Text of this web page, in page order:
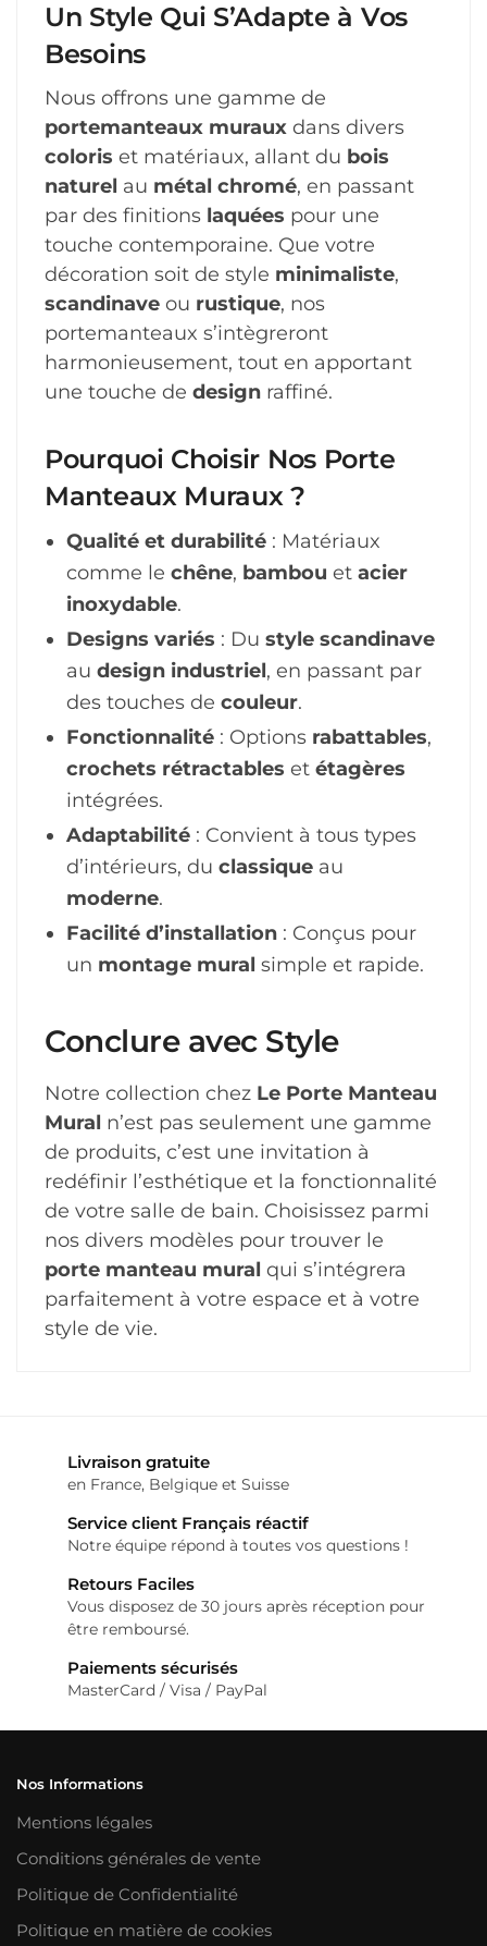
Un Style Qui S’Adapte à Vos
Besoins
Nous offrons une gamme de
portemanteaux muraux dans divers
coloris et matériaux, allant du bois
naturel au métal chromé, en passant
par des finitions laquées pour une
touche contemporaine. Que votre
décoration soit de style minimaliste,
scandinave ou rustique, nos
portemanteaux s’intègreront
harmonieusement, tout en apportant
une touche de design raffiné.
Pourquoi Choisir Nos Porte
Manteaux Muraux ?
Qualité et durabilité : Matériaux
comme le chêne, bambou et acier
inoxydable.
Designs variés : Du style scandinave
au design industriel, en passant par
des touches de couleur.
Fonctionnalité : Options rabattables,
crochets rétractables et étagères
intégrées.
Adaptabilité : Convient à tous types
d’intérieurs, du classique au
moderne.
Facilité d’installation : Conçus pour
un montage mural simple et rapide.
Conclure avec Style
Notre collection chez Le Porte Manteau
Mural n’est pas seulement une gamme
de produits, c’est une invitation à
redéfinir l’esthétique et la fonctionnalité
de votre salle de bain. Choisissez parmi
nos divers modèles pour trouver le
porte manteau mural qui s’intégrera
parfaitement à votre espace et à votre
style de vie.
Livraison gratuite
en France, Belgique et Suisse
Service client Français réactif
Notre équipe répond à toutes vos questions !
Retours Faciles
Vous disposez de 30 jours après réception pour
être remboursé.
Paiements sécurisés
MasterCard / Visa / PayPal
Nos Informations
Mentions légales
Conditions générales de vente
Politique de Confidentialité
Politique en matière de cookies